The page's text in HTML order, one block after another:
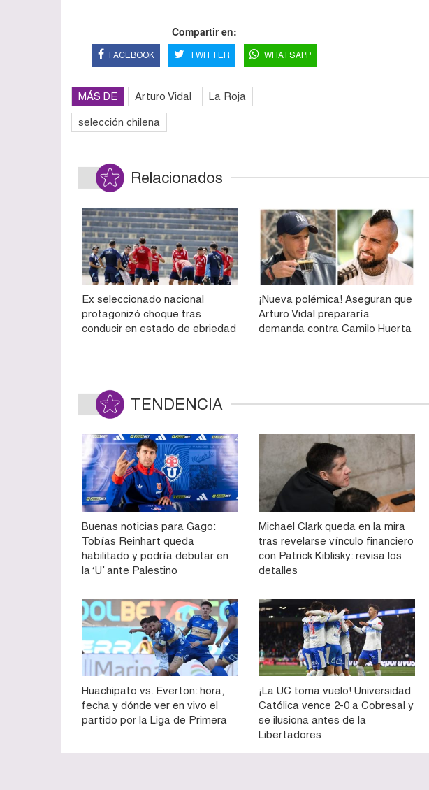
Compartir en:
FACEBOOK TWITTER WHATSAPP
MÁS DE Arturo Vidal La Roja
selección chilena
Relacionados
Ex seleccionado nacional
protagonizó choque tras
conducir en estado de ebriedad
¡Nueva polémica! Aseguran que
Arturo Vidal prepararía
demanda contra Camilo Huerta
TENDENCIA
Buenas noticias para Gago:
Tobías Reinhart queda
habilitado y podría debutar en
la ‘U’ ante Palestino
Michael Clark queda en la mira
tras revelarse vínculo financiero
con Patrick Kiblisky: revisa los
detalles
Huachipato vs. Everton: hora,
fecha y dónde ver en vivo el
partido por la Liga de Primera
¡La UC toma vuelo! Universidad
Católica vence 2-0 a Cobresal y
se ilusiona antes de la
Libertadores